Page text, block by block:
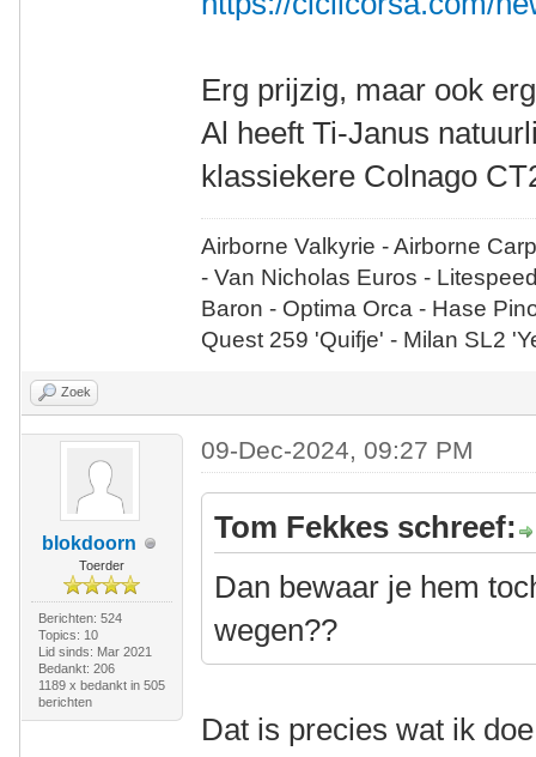
Erg prijzig, maar ook
Al heeft Ti-Janus
klassiekere Colnago
Airborne Valkyrie - Airborne
- Van Nicholas Euros -
Baron - Optima Orca - Hase
Quest 259 'Quifje' - Milan SL2
Zoek
blokdoorn
Toerder
Berichten: 524
Topics: 10
Lid sinds: Mar 2021
Bedankt: 206
1189 x bedankt in 505
berichten
09-Dec-2024, 09:27 PM
Tom Fekkes schreef:
Dan bewaar je hem
wegen??
Dat is precies wat ik